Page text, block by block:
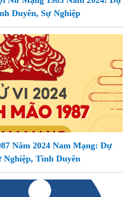
Duyên, Sự Nghiệp
Năm 2024 Nam Mạng: Dự
Nghiệp, Tình Duyên